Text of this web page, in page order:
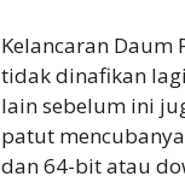
Kelancaran Daum
tidak dinafikan
lain sebelum ini
patut
dan 64-bit atau